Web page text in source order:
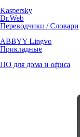
Kaspersky
Dr.Web
Переводчики / Словари
ABBYY Lingvo
Прикладные
ПО для дома и офиса